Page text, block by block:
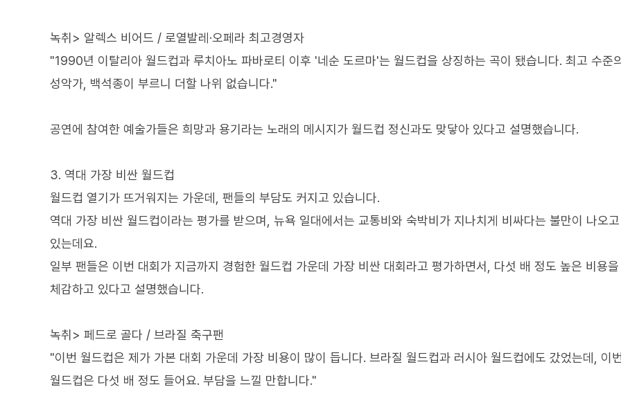
녹취> 알렉스 비어드 / 로열발레·오페라 최고경영자
"1990년 이탈리아 월드컵과 루치아노 파바로티 이후 '네순 도르마'는 월드컵을 상징하는 곡이 됐습니다. 최고 수준
성악가, 백석종이 부르니 더할 나위 없습니다."
공연에 참여한 예술가들은 희망과 용기라는 노래의 메시지가 월드컵 정신과도 맞닿아 있다고 설명했습니다.
3. 역대 가장 비싼 월드컵
월드컵 열기가 뜨거워지는 가운데, 팬들의 부담도 커지고 있습니다.
역대 가장 비싼 월드컵이라는 평가를 받으며, 뉴욕 일대에서는 교통비와 숙박비가 지나치게 비싸다는 불만이 나오고
있는데요.
일부 팬들은 이번 대회가 지금까지 경험한 월드컵 가운데 가장 비싼 대회라고 평가하면서, 다섯 배 정도 높은 비용을
체감하고 있다고 설명했습니다.
녹취> 페드로 골다 / 브라질 축구팬
"이번 월드컵은 제가 가본 대회 가운데 가장 비용이 많이 듭니다. 브라질 월드컵과 러시아 월드컵에도 갔었는데, 이
월드컵은 다섯 배 정도 들어요. 부담을 느낄 만합니다."